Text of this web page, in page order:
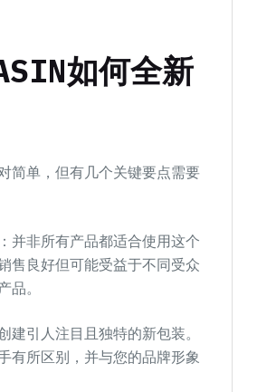
如何全新
简单，但有几个关键要点需要
并非所有产品都适合使用这个
售良好但可能受益于不同受众
品。
建引人注目且独特的新包装。
有所区别，并与您的品牌形象